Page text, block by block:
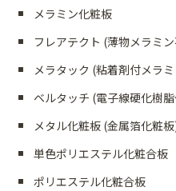
メラミン化粧板
フレアテクト (薄物メラミ
メラタック (粘着剤付メラ
ベルタッチ (電子線硬化樹
メタル化粧板 (金属箔化粧
単色ポリエステル化粧合板
ポリエステル化粧合板